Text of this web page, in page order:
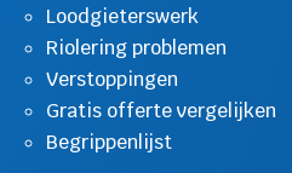
Loodgieterswerk
Riolering problemen
Verstoppingen
Gratis offerte vergelijken
Begrippenlijst